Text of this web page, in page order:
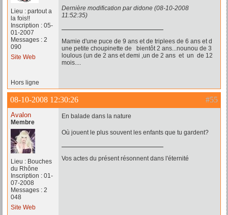
Lieu : partout a
la fois!!
Inscription : 05-
01-2007
Messages : 2
090
Site Web
Dernière modification par didone (08-10-2008
11:52:35)
Mamie d'une puce de 9 ans et de triplees de 6 ans et d
une petite choupinette de bientôt 2 ans...nounou de 3
loulous (un de 2 ans et demi ,un de 2 ans et un de 12
mois....
Hors ligne
#55
08-10-2008 12:30:26
Avalon
Membre
Lieu : Bouches
du Rhône
Inscription : 01-
07-2008
Messages : 2
048
Site Web
En balade dans la nature
Où jouent le plus souvent les enfants que tu gardent?
Vos actes du présent résonnent dans l'éternité